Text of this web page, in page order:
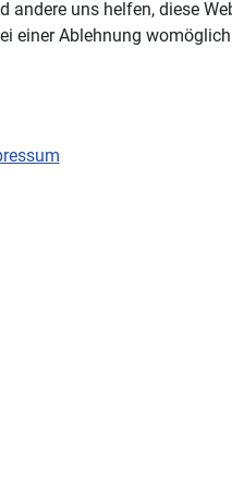
uns helfen, diese
einer Ablehnung